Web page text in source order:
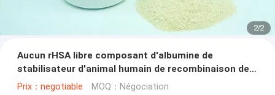
2/2
Aucun rHSA libre composant d'albumine de
stabilisateur d'animal humain de recombinaison de
poudre
Prix：negotiable MOQ：Négociation